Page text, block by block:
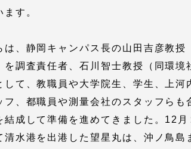
ます。
は、静岡キャンパス長の山田吉彦教授
を調査責任者、石川智士教授（同環境
して、教職員や大学院生、学生、上河
フ、都職員や測量会社のスタッフらも
結成して準備を進めてきました。12月
清水港を出港した望星丸は、沖ノ鳥島
キャリア就職（
情報）